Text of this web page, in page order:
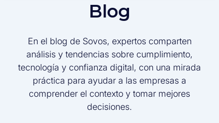
Blog
En el blog de Sovos, expertos comparten
análisis y tendencias sobre cumplimiento,
tecnología y confianza digital, con una mirada
práctica para ayudar a las empresas a
comprender el contexto y tomar mejores
decisiones.